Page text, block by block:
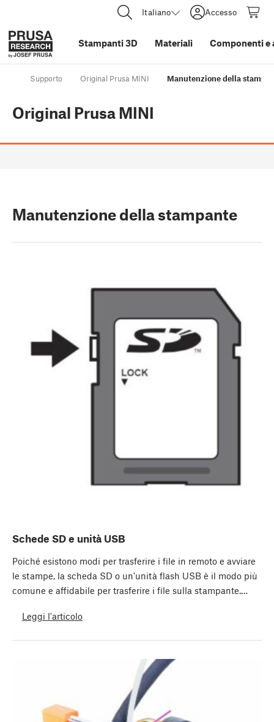
Italiano Accesso
Stampanti 3D Materiali Componenti e
Supporto Original Prusa MINI Manutenzione della
Original Prusa MINI
Manutenzione della stampante
Schede SD e unità USB
Poiché esistono modi per trasferire i file in remoto e avviare
le stampe, la scheda SD o un'unità flash USB è il modo più
comune e affidabile per trasferire i file sulla stampante.…
Leggi l'articolo